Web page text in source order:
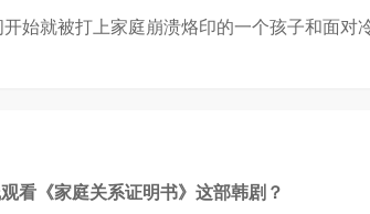
始就被打上家庭崩溃烙印的一个孩子和面对
看《家庭关系证明书》这部韩剧？